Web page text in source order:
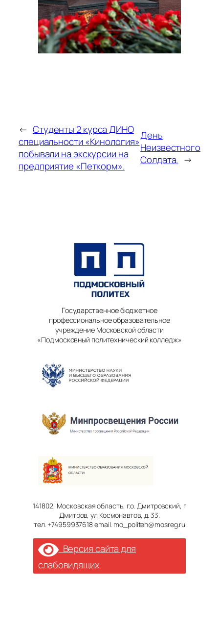
← Студенты 2 курса ДИНО
специальности «Кинология»
побывали на экскурсии на
предприятие «Петкорм».
День
Неизвестного
Солдата. →
Государственное бюджетное
профессиональное образовательное
учреждение Московской области
«Подмосковный политехнический колледж»
141802, Московская область, г.о. Дмитровский, г
Дмитров, ул Космонавтов, д. 33.
тел. +74959937618 email. mo_politeh@mosreg.ru
Версия сайта для
слабовидящих